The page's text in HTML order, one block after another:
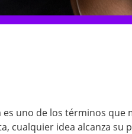
uno de los términos que
cualquier idea alcanza su